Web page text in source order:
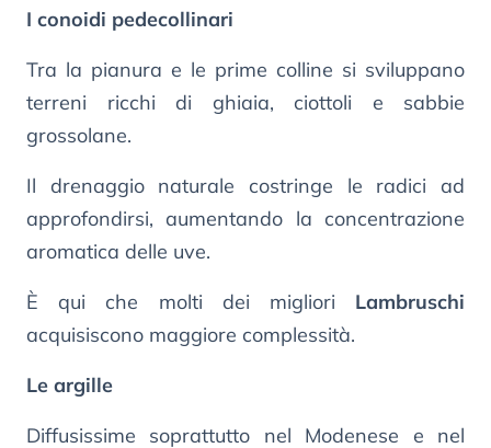
I conoidi pedecollinari
Tra la pianura e le prime colline si sviluppano
terreni ricchi di ghiaia, ciottoli e sabbie
grossolane.
Il drenaggio naturale costringe le radici ad
approfondirsi, aumentando la concentrazione
aromatica delle uve.
È qui che molti dei migliori Lambruschi
acquisiscono maggiore complessità.
Le argille
Diffusissime soprattutto nel Modenese e nel